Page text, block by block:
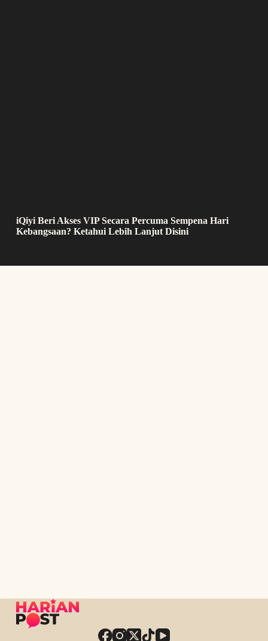
iQiyi Beri Akses VIP Secara Percuma Sempena Hari
Kebangsaan? Ketahui Lebih Lanjut Disini